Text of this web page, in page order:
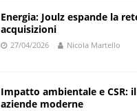
Energia: Joulz espande la
acquisizioni
27/04/2026 Nicola Martello
Impatto ambientale e CSR:
aziende moderne